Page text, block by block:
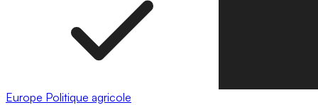
Europe Politique agricole